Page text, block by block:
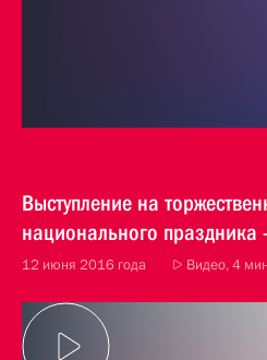
Выступление на
национального праздника
12 июня 2016 года Видео, 4